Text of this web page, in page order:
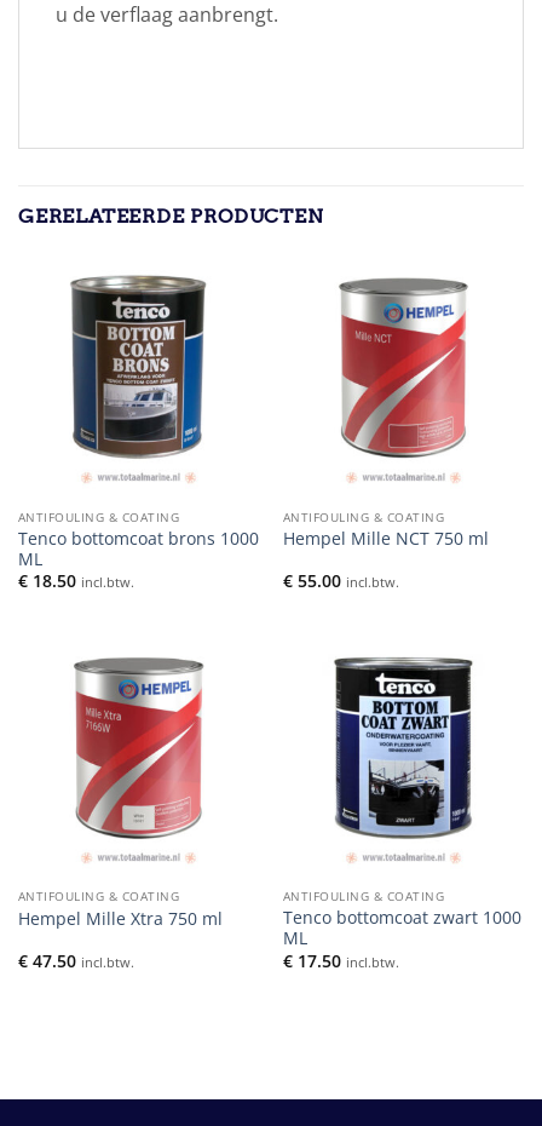
u de verflaag aanbrengt.
GERELATEERDE PRODUCTEN
ANTIFOULING & COATING
Tenco bottomcoat brons 1000
ML
€18.50 incl.btw.
ANTIFOULING & COATING
Hempel Mille NCT 750 ml
€55.00 incl.btw.
ANTIFOULING & COATING
Hempel Mille Xtra 750 ml
€47.50 incl.btw.
ANTIFOULING & COATING
Tenco bottomcoat zwart 1000
ML
€17.50 incl.btw.